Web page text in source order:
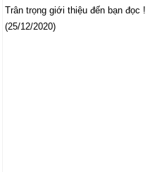
Trân trọng giới thiệu đến bạn đọc !
(25/12/2020)